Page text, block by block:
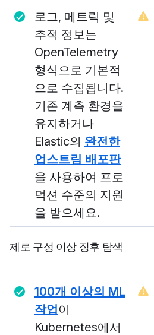
로그, 메트릭 및
추적 정보는
OpenTelemetry
형식으로 기본적
으로 수집됩니다.
기존 계측 환경을
유지하거나
Elastic의 완전한
업스트림 배포판
을 사용하여 프로
덕션 수준의 지원
을 받으세요.
제로 구성 이상 징후 탐색
100개 이상의 ML
작업이
Kubernetes에서